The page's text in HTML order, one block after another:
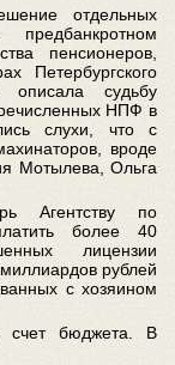
отдельных
пенсионеров,
Петербургского
описала судьбу
НПФ в
слухи, что с
вроде
Мотылева, Ольга
Агентству по
более 40
лицензии
рублей
с хозяином
счет бюджета. В